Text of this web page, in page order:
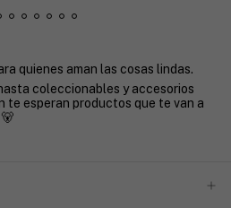
quienes aman las cosas lindas.
coleccionables y accesorios
te esperan productos que te van a